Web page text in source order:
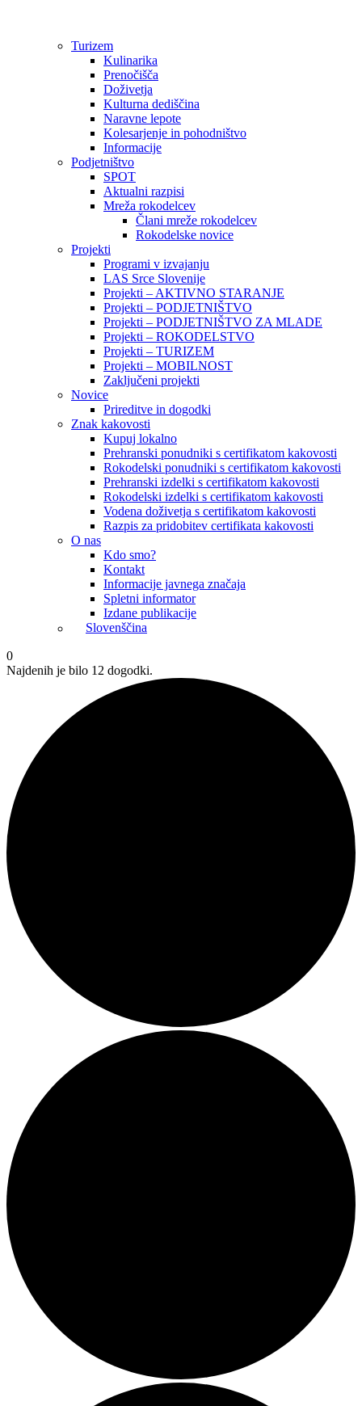
Turizem
Kulinarika
Prenočišča
Doživetja
Kulturna dediščina
Naravne lepote
Kolesarjenje in pohodništvo
Informacije
Podjetništvo
SPOT
Aktualni razpisi
Mreža rokodelcev
Člani mreže rokodelcev
Rokodelske novice
Projekti
Programi v izvajanju
LAS Srce Slovenije
Projekti – AKTIVNO STARANJE
Projekti – PODJETNIŠTVO
Projekti – PODJETNIŠTVO ZA MLADE
Projekti – ROKODELSTVO
Projekti – TURIZEM
Projekti – MOBILNOST
Zaključeni projekti
Novice
Prireditve in dogodki
Znak kakovosti
Kupuj lokalno
Prehranski ponudniki s certifikatom kakovosti
Rokodelski ponudniki s certifikatom kakovosti
Prehranski izdelki s certifikatom kakovosti
Rokodelski izdelki s certifikatom kakovosti
Vodena doživetja s certifikatom kakovosti
Razpis za pridobitev certifikata kakovosti
O nas
Kdo smo?
Kontakt
Informacije javnega značaja
Spletni informator
Izdane publikacije
Slovenščina
0
Najdenih je bilo 12 dogodki.